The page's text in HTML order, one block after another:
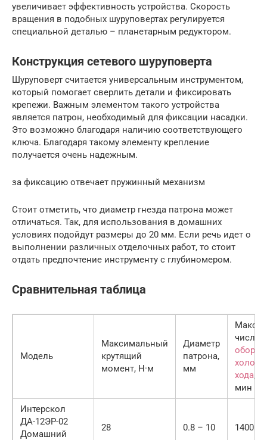
увеличивает эффективность устройства. Скорость
вращения в подобных шуруповертах регулируется
специальной деталью – планетарным редуктором.
Конструкция сетевого шуруповерта
Шуруповерт считается универсальным инструментом,
который помогает сверлить детали и фиксировать
крепежи. Важным элементом такого устройства
является патрон, необходимый для фиксации насадки.
Это возможно благодаря наличию соответствующего
ключа. Благодаря такому элементу крепление
получается очень надежным.
за фиксацию отвечает пружинный механизм
Стоит отметить, что диаметр гнезда патрона может
отличаться. Так, для использования в домашних
условиях подойдут размеры до 20 мм. Если речь идет о
выполнении различных отделочных работ, то стоит
отдать предпочтение инструменту с глубиномером.
Сравнительная таблица
Модель
Максимальный
крутящий
момент, Н·м
Диаметр
патрона,
мм
Макс.
число
хода
мин
Интерскол
ДА-12ЭР-02
Домашний
28 0.8 – 10 1400